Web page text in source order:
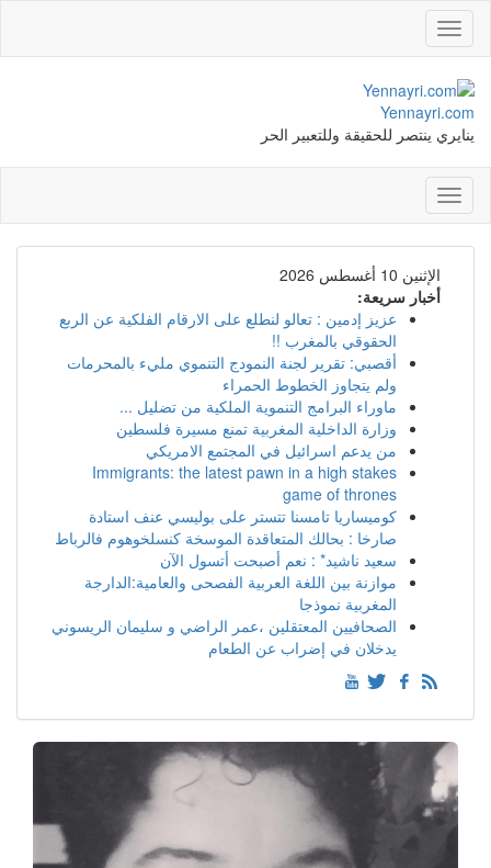
Toggle
navigation
Yennayri.com
ينايري ينتصر للحقيقة وللتعبير الحر
Toggle
navigation
الإثنين 10 أغسطس 2026
أخبار سريعة:
عزيز إدمين : تعالو لنطلع على الارقام الفلكية عن الربع
الحقوقي بالمغرب !!
أقصبي: تقرير لجنة النمودج التنموي مليء بالمحرمات
ولم يتجاوز الخطوط الحمراء
ماوراء البرامج التنموية الملكية من تضليل ...
وزارة الداخلية المغربية تمنع مسيرة فلسطين
من يدعم اسرائيل في المجتمع الامريكي
Immigrants: the latest pawn in a high stakes
game of thrones
كوميساريا تامسنا تتستر على بوليسي عنف استادة
صارخا : بحالك المتعاقدة الموسخة كنسلخوهوم فالرباط
سعيد ناشيد* : نعم أصبحت أتسول الآن
موازنة بين اللغة العربية الفصحى والعامية:الدارجة
المغربية نموذجا
الصحافيين المعتقلين ،عمر الراضي و سليمان الريسوني
يدخلان في إضراب عن الطعام